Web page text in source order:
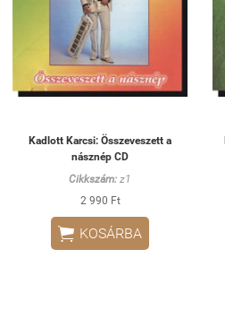
Kadlott Karcsi: Összeveszett a
násznép CD
Cikkszám: z1
2 990 Ft
 KOSÁRBA